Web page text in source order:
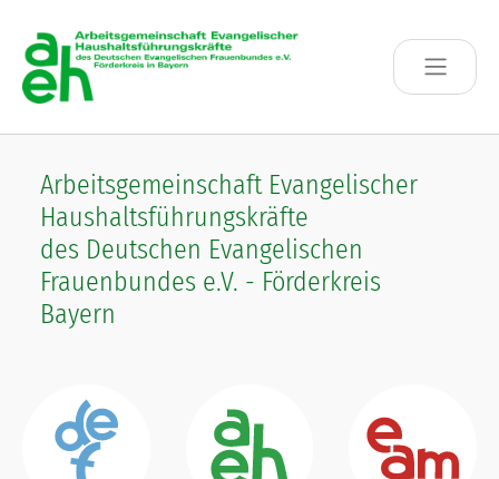
Arbeitsgemeinschaft Evangelischer
Haushaltsführungskräfte
des Deutschen Evangelischen
Frauenbundes e.V. - Förderkreis
Bayern